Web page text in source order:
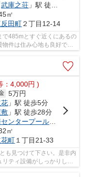
武庫之荘 」駅 徒歩34分
㎡
反田町２丁目12-14
485mとすぐ近くにあるの
物件は住み心地も良好で
車場...
：4,000円 )
5万円
」駅 徒歩5分
」駅 徒歩28分
ンタープール前
㎡
花町 １丁目21-33
も見つけて下さい。是非内
ティ設備がしっかりして
や...